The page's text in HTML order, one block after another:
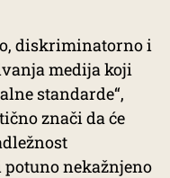
diskriminatorno i
medija koji
standarde“,
znači da će
potuno nekažnjeno